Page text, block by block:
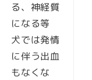
る、神経質
になる等
犬では発情
に伴う出血
もなくな